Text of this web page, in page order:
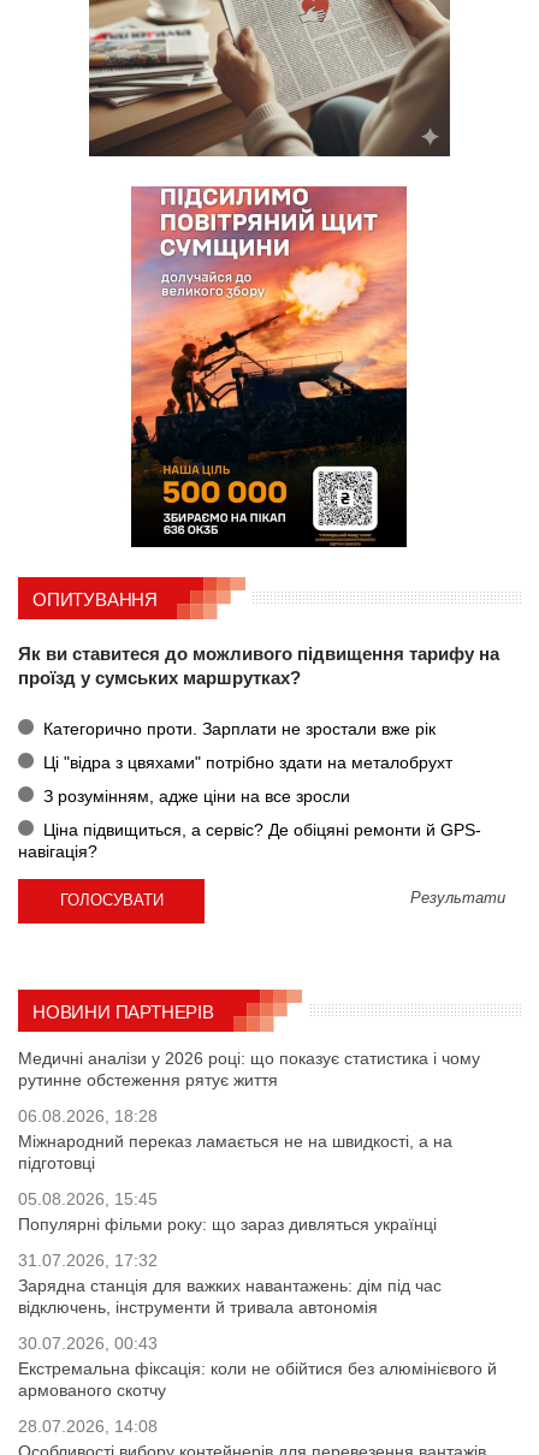
ОПИТУВАННЯ
Як ви ставитеся до можливого підвищення тарифу на
проїзд у сумських маршрутках?
Категорично проти. Зарплати не зростали вже рік
Ці "відра з цвяхами" потрібно здати на металобрухт
З розумінням, адже ціни на все зросли
Ціна підвищиться, а сервіс? Де обіцяні ремонти й GPS-
навігація?
Результати
НОВИНИ ПАРТНЕРІВ
Медичні аналізи у 2026 році: що показує статистика і чому
рутинне обстеження рятує життя
06.08.2026, 18:28
Міжнародний переказ ламається не на швидкості, а на
підготовці
05.08.2026, 15:45
Популярні фільми року: що зараз дивляться українці
31.07.2026, 17:32
Зарядна станція для важких навантажень: дім під час
відключень, інструменти й тривала автономія
30.07.2026, 00:43
Екстремальна фіксація: коли не обійтися без алюмінієвого й
армованого скотчу
28.07.2026, 14:08